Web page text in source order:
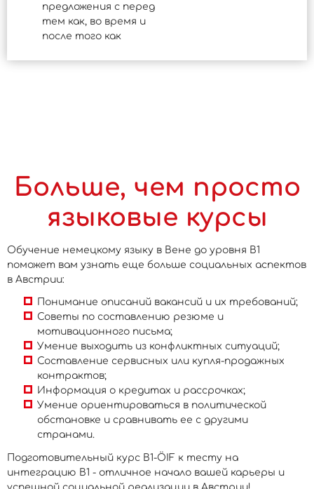
предложения с перед
тем как, во время и
после того как
Больше, чем просто
языковые курсы
Обучение немецкому языку в Вене до уровня B1
поможет вам узнать еще больше социальных аспектов
в Австрии:
Понимание описаний вакансий и их требований;
Советы по составлению резюме и
мотивационного письма;
Умение выходить из конфликтных ситуаций;
Составление сервисных или купля-продажных
контрактов;
Информация о кредитах и рассрочках;
Умение ориентироваться в политической
обстановке и сравнивать ее с другими
странами.
Подготовительный курс B1-ÖIF к тесту на
интеграцию B1 - отличное начало вашей карьеры и